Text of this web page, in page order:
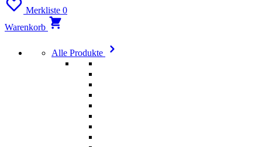
Merkliste 0
Warenkorb
Alle Produkte